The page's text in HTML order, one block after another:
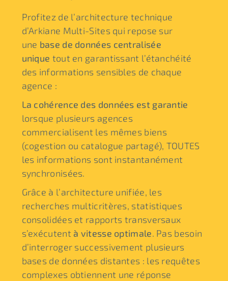
Profitez de l’architecture technique
d’Arkiane Multi-Sites qui repose sur
une base de données centralisée
unique tout en garantissant l’étanchéité
des informations sensibles de chaque
agence :
La cohérence des données est garantie
lorsque plusieurs agences
commercialisent les mêmes biens
(cogestion ou catalogue partagé), TOUTES
les informations sont instantanément
synchronisées.
Grâce à l’architecture unifiée, les
recherches multicritères, statistiques
consolidées et rapports transversaux
s’exécutent à vitesse optimale. Pas besoin
d’interroger successivement plusieurs
bases de données distantes : les requêtes
complexes obtiennent une réponse